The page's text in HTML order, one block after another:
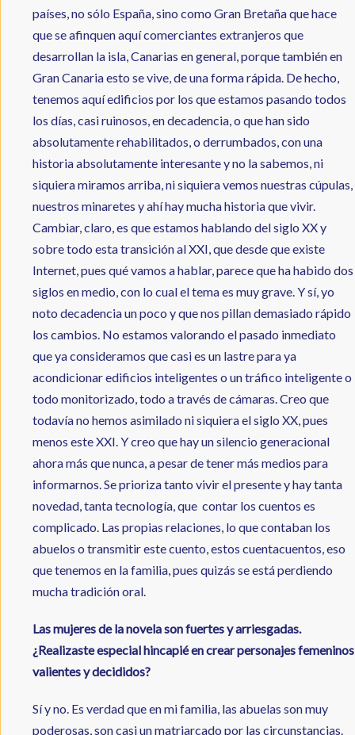
países, no sólo España, sino como Gran Bretaña que hace
que se afinquen aquí comerciantes extranjeros que
desarrollan la isla, Canarias en general, porque también en
Gran Canaria esto se vive, de una forma rápida. De hecho,
tenemos aquí edificios por los que estamos pasando todos
los días, casi ruinosos, en decadencia, o que han sido
absolutamente rehabilitados, o derrumbados, con una
historia absolutamente interesante y no la sabemos, ni
siquiera miramos arriba, ni siquiera vemos nuestras cúpulas,
nuestros minaretes y ahí hay mucha historia que vivir.
Cambiar, claro, es que estamos hablando del siglo XX y
sobre todo esta transición al XXI, que desde que existe
Internet, pues qué vamos a hablar, parece que ha habido dos
siglos en medio, con lo cual el tema es muy grave. Y sí, yo
noto decadencia un poco y que nos pillan demasiado rápido
los cambios. No estamos valorando el pasado inmediato
que ya consideramos que casi es un lastre para ya
acondicionar edificios inteligentes o un tráfico inteligente o
todo monitorizado, todo a través de cámaras. Creo que
todavía no hemos asimilado ni siquiera el siglo XX, pues
menos este XXI. Y creo que hay un silencio generacional
ahora más que nunca, a pesar de tener más medios para
informarnos. Se prioriza tanto vivir el presente y hay tanta
novedad, tanta tecnología, que contar los cuentos es
complicado. Las propias relaciones, lo que contaban los
abuelos o transmitir este cuento, estos cuentacuentos, eso
que tenemos en la familia, pues quizás se está perdiendo
mucha tradición oral.
Las mujeres de la novela son fuertes y arriesgadas.
¿Realizaste especial hincapié en crear personajes femeninos
valientes y decididos?
Sí y no. Es verdad que en mi familia, las abuelas son muy
poderosas, son casi un matriarcado por las circunstancias.